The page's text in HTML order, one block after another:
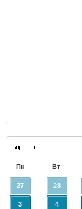
Пн Вт
27 28
3 4